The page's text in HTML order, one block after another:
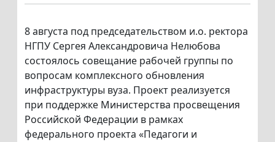
8 августа под председательством и.о. ректора
НГПУ Сергея Александровича Нелюбова
состоялось совещание рабочей группы по
вопросам комплексного обновления
инфраструктуры вуза. Проект реализуется
при поддержке Министерства просвещения
Российской Федерации в рамках
федерального проекта «Педагоги и